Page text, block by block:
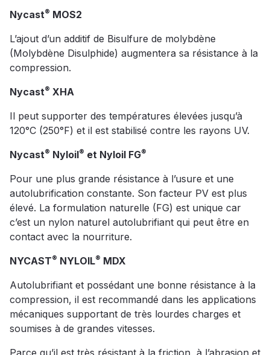
Nycast® MOS2
L’ajout d’un additif de Bisulfure de molybdène
(Molybdène Disulphide) augmentera sa résistance à la
compression.
Nycast® XHA
Il peut supporter des températures élevées jusqu’à
120°C (250°F) et il est stabilisé contre les rayons UV.
Nycast® Nyloil® et Nyloil FG®
Pour une plus grande résistance à l’usure et une
autolubrification constante. Son facteur PV est plus
élevé. La formulation naturelle (FG) est unique car
c’est un nylon naturel autolubrifiant qui peut être en
contact avec la nourriture.
NYCAST® NYLOIL® MDX
Autolubrifiant et possédant une bonne résistance à la
compression, il est recommandé dans les applications
mécaniques supportant de très lourdes charges et
soumises à de grandes vitesses.
Parce qu’il est très résistant à la friction, à l’abrasion et